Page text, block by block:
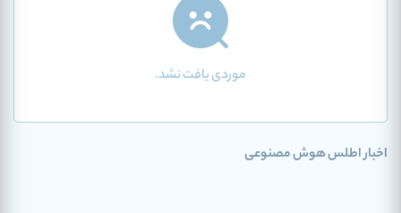
موردی یافت نشد.
اخبار اطلس هوش مصنوعی